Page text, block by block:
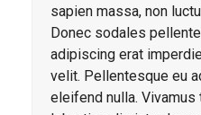
sapien massa, non
Donec sodales
adipiscing erat
velit. Pellentesque eu
eleifend nulla.